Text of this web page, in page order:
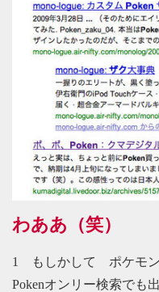
わああ（笑）
1 もしかして ポケモ
Pokenオンリー検索でも